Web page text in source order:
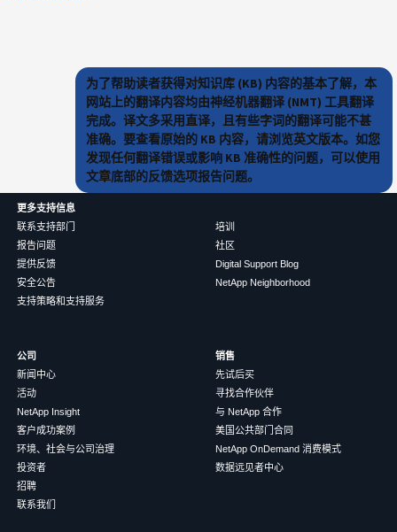
为了帮助读者获得对知识库 (KB) 内容的基本了解，本
网站上的翻译内容均由神经机器翻译 (NMT) 工具翻译
完成。译文多采用直译，且有些字词的翻译可能不甚
准确。要查看原始的 KB 内容，请浏览英文版本。如您
发现任何翻译错误或影响 KB 准确性的问题，可以使用
文章底部的反馈选项报告问题。
更多支持信息
联系支持部门
报告问题
提供反馈
安全公告
支持策略和支持服务
培训
社区
Digital Support Blog
NetApp Neighborhood
公司
新闻中心
活动
NetApp Insight
客户成功案例
环境、社会与公司治理
投资者
招聘
联系我们
销售
先试后买
寻找合作伙伴
与 NetApp 合作
美国公共部门合同
NetApp OnDemand 消费模式
数据远见者中心